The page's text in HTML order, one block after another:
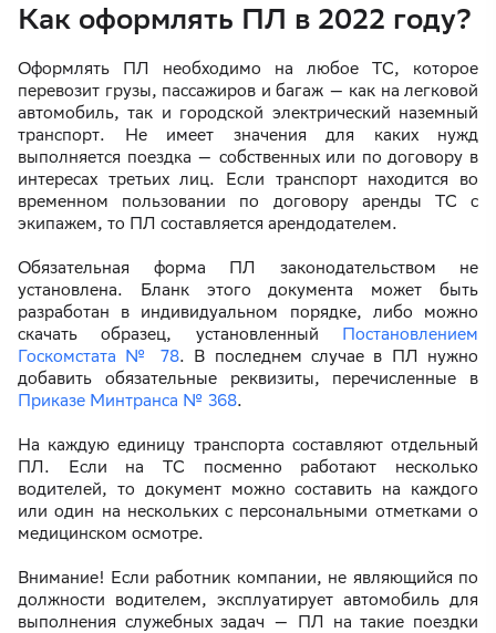
Как оформлять ПЛ в 2022 году?
Оформлять ПЛ необходимо на любое ТС, которое
перевозит грузы, пассажиров и багаж — как на легковой
автомобиль, так и городской электрический наземный
транспорт. Не имеет значения для каких нужд
выполняется поездка — собственных или по договору в
интересах третьих лиц. Если транспорт находится во
временном пользовании по договору аренды ТС с
экипажем, то ПЛ составляется арендодателем.
Обязательная форма ПЛ законодательством не
установлена. Бланк этого документа может быть
разработан в индивидуальном порядке, либо можно
скачать образец, установленный Постановлением
Госкомстата № 78. В последнем случае в ПЛ нужно
добавить обязательные реквизиты, перечисленные в
Приказе Минтранса № 368.
На каждую единицу транспорта составляют отдельный
ПЛ. Если на ТС посменно работают несколько
водителей, то документ можно составить на каждого
или один на нескольких с персональными отметками о
медицинском осмотре.
Внимание! Если работник компании, не являющийся по
должности водителем, эксплуатирует автомобиль для
выполнения служебных задач — ПЛ на такие поездки